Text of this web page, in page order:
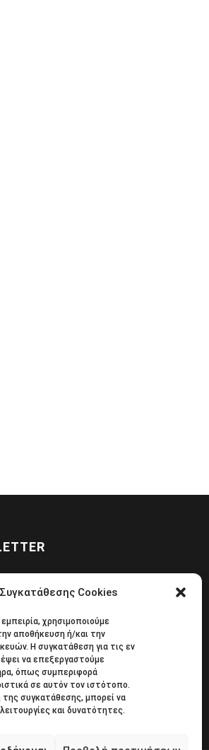
Cookies
χρησιμοποιούμε
αποθήκευση ή/και την
Η συγκατάθεση για τις εν
να επεξεργαστούμε
όπως συμπεριφορά
σε αυτόν τον ιστότοπο.
συγκατάθεσης, μπορεί να
και δυνατότητες.
στο ηλεκτρονικό μας
μείνετε στο επίκεντρο
επικαιρότητας.